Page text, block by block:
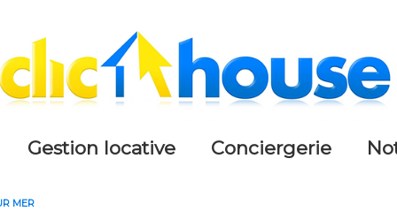
gestion locative conciergerie
MER